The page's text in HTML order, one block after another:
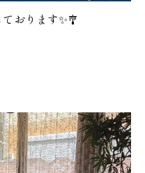
おります✨🎐